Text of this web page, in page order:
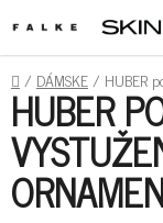
NA
OBSAH
DOMOV
/ DÁMSKE/ HUBER
HUBER